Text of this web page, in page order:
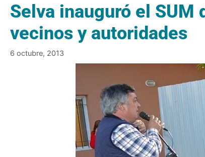
Selva inauguró el
vecinos y autoridades
6 octubre, 2013